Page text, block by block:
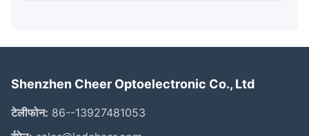
Shenzhen Cheer Optoelectronic Co., Ltd
टेलीफोन: 86--13927481053